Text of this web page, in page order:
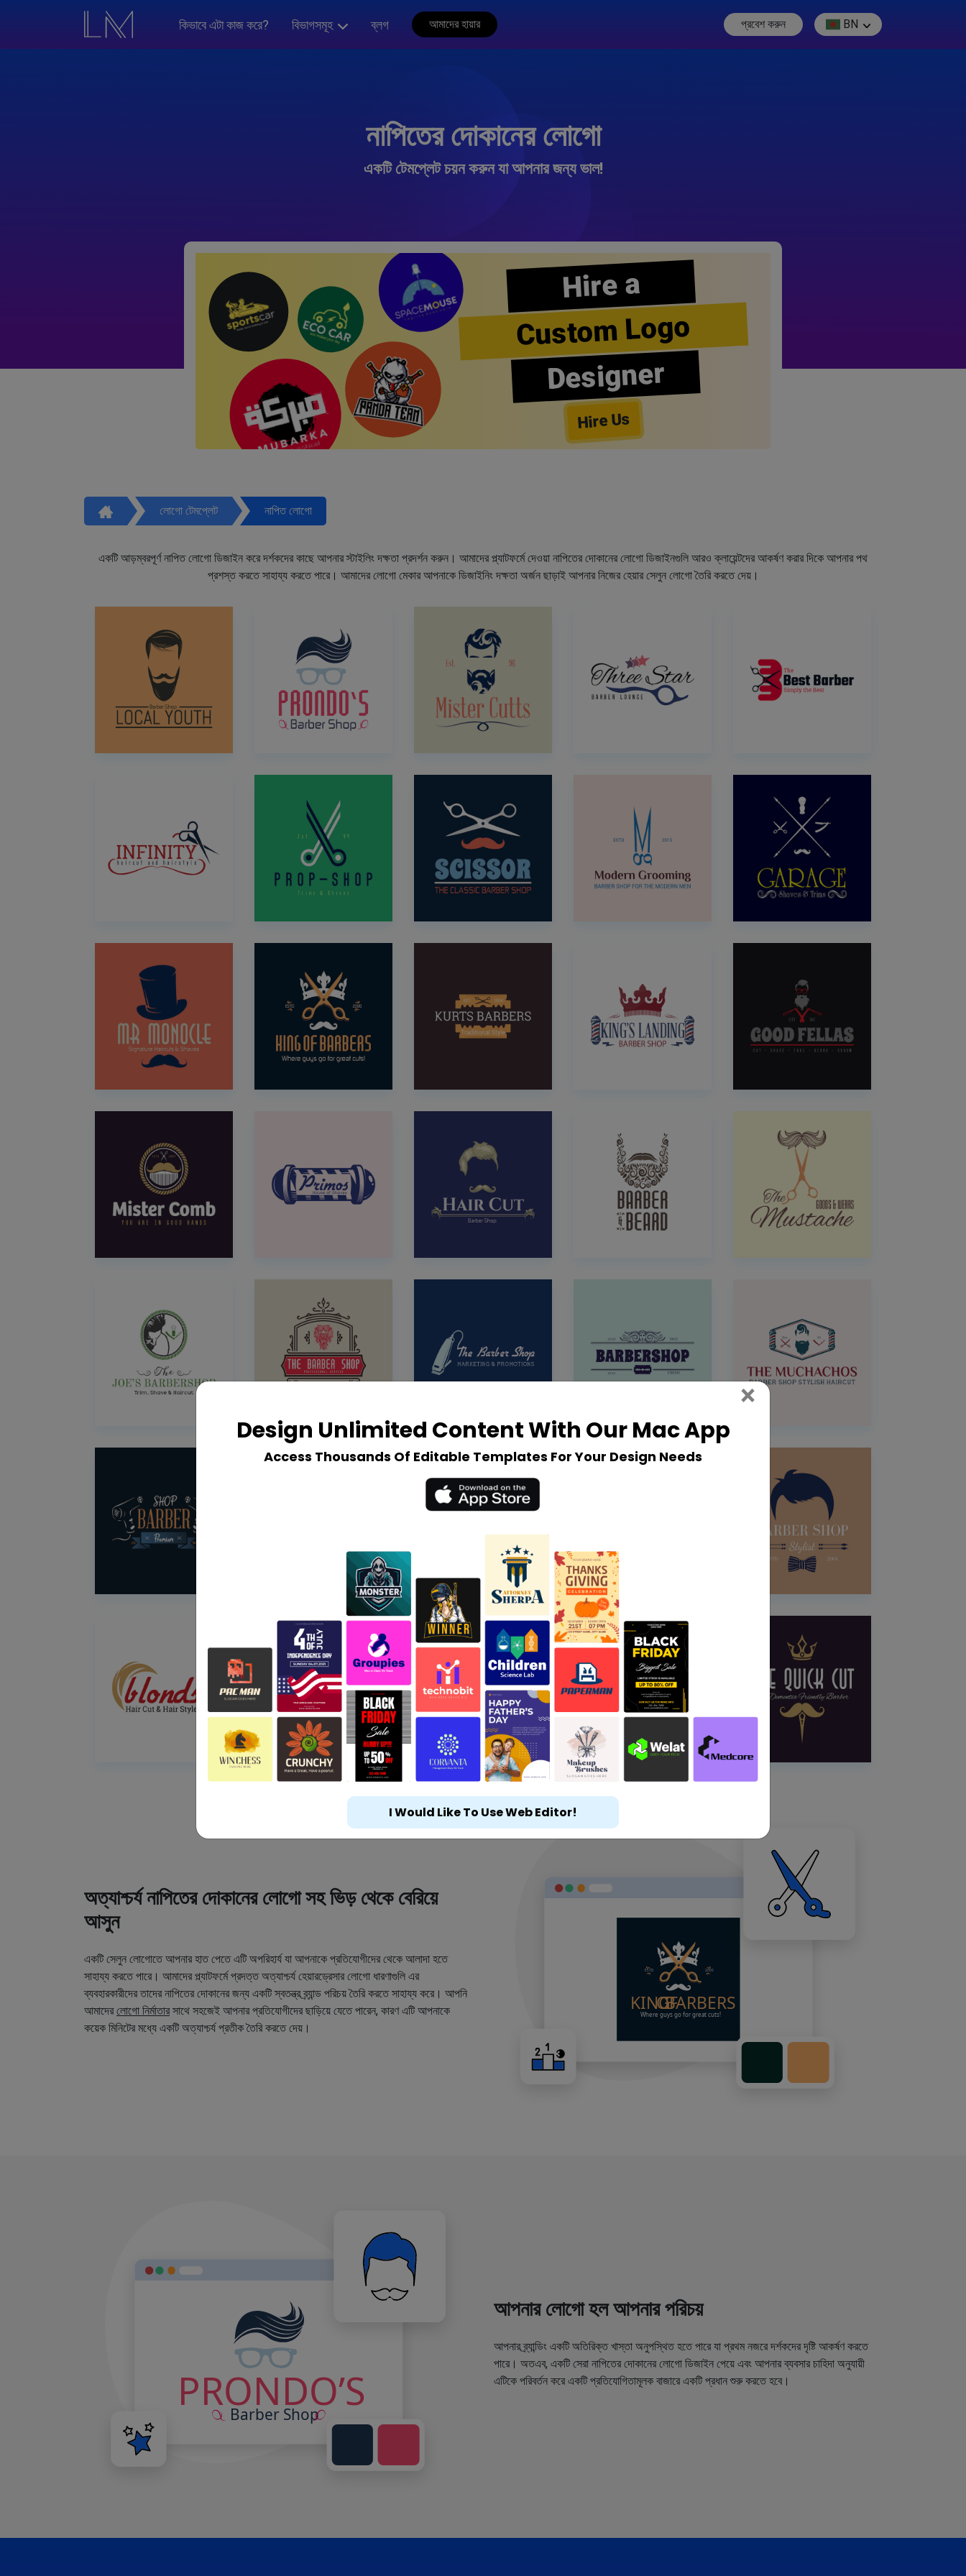
কিভাবে এটা কাজ করে? বিভাগসমূহ ব্লগ আমাদের হায়ার প্রবেশ করুন BN
নাপিতের দোকানের লোগো
একটি টেমপ্লেট চয়ন করুন যা আপনার জন্য ভাল!
Hire a
Custom Logo
Designer
Hire Us
লোগো টেমপ্লেট নাপিত লোগো
একটি আড়ম্বরপূর্ণ নাপিত লোগো ডিজাইন করে দর্শকদের কাছে আপনার স্টাইলিং দক্ষতা প্রদর্শন করুন। আমাদের প্ল্যাটফর্মে দেওয়া নাপিতের দোকানের লোগো ডিজাইনগুলি আরও ক্লায়েন্টদের আকর্ষণ করার দিকে আপনার পথ
প্রশস্ত করতে সাহায্য করতে পারে। আমাদের লোগো মেকার আপনাকে ডিজাইনিং দক্ষতা অর্জন ছাড়াই আপনার নিজের হেয়ার সেলুন লোগো তৈরি করতে দেয়।
অত্যাশ্চর্য নাপিতের দোকানের লোগো সহ ভিড় থেকে বেরিয়ে
আসুন
একটি সেলুন লোগোতে আপনার হাত পেতে এটি অপরিহার্য যা আপনাকে প্রতিযোগীদের থেকে আলাদা হতে
সাহায্য করতে পারে। আমাদের প্ল্যাটফর্মে প্রদত্ত অত্যাশ্চর্য হেয়ারড্রেসার লোগো ধারণাগুলি এর
ব্যবহারকারীদের তাদের নাপিতের দোকানের জন্য একটি স্বতন্ত্র ব্র্যান্ড পরিচয় তৈরি করতে সাহায্য করে। আপনি
আমাদেরলোগো নির্মাতারসাথে সহজেই আপনার প্রতিযোগীদের ছাড়িয়ে যেতে পারেন, কারণ এটি আপনাকে
কয়েক মিনিটের মধ্যে একটি অত্যাশ্চর্য প্রতীক তৈরি করতে দেয়।
আপনার লোগো হল আপনার পরিচয়
আপনার ব্র্যান্ডিং একটি অতিরিক্ত খাস্তা অনুপস্থিত হতে পারে যা প্রথম নজরে দর্শকদের দৃষ্টি আকর্ষণ করতে
পারে। অতএব, একটি সেরা নাপিতের দোকানের লোগো ডিজাইন পেয়ে এবং আপনার ব্যবসার চাহিদা অনুযায়ী
এটিকে পরিবর্তন করে একটি প্রতিযোগিতামূলক বাজারে একটি প্রধান শুরু করতে হবে।
Design Unlimited Content With Our Mac App
Access Thousands Of Editable Templates For Your Design Needs
× Close
I Would Like To Use Web Editor!